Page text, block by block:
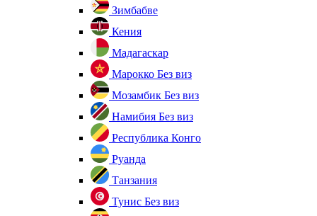
Зимбабве
Кения
Мадагаскар
Марокко Без виз
Мозамбик Без виз
Намибия Без виз
Республика Конго
Руанда
Танзания
Тунис Без виз